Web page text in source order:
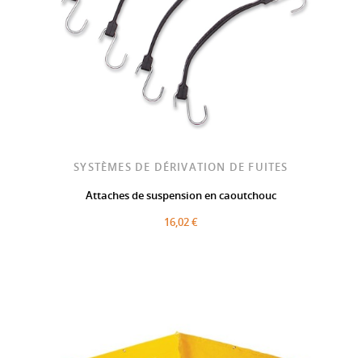
SYSTÈMES DE DÉRIVATION DE FUITES
Attaches de suspension en caoutchouc
16,02 €